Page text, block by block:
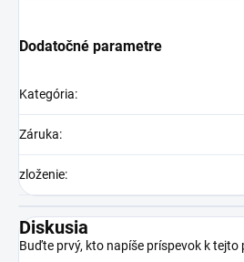
Dodatočné parametre
Kategória:
Záruka:
zloženie:
Diskusia
Buďte prvý, kto napíše príspevok k tejto